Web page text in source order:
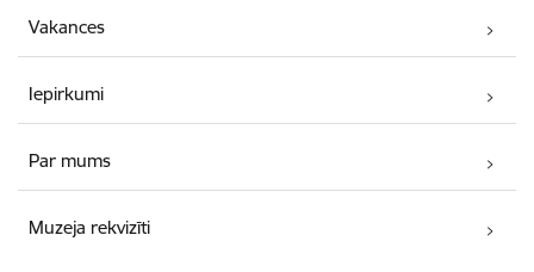
Vakances
Iepirkumi
Par mums
Muzeja rekvizīti